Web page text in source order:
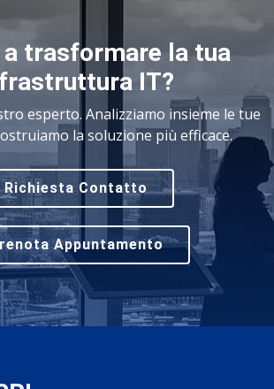
trasformare la tua
IT?
esperto. Analizziamo insieme le tue
la soluzione più efficace.
Richiesta Contatto
Appuntamento